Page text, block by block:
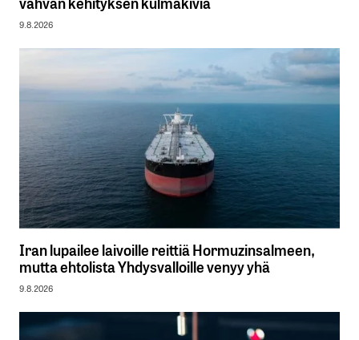
9.8.2026
Iran lupailee laivoille reittiä Hormuzinsalmeen,
mutta ehtolista Yhdysvalloille venyy yhä
9.8.2026